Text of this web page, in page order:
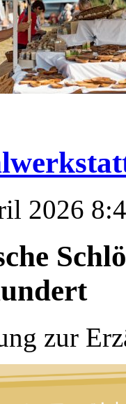
2026
zur